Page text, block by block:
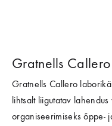
Gratnells
Gratnells Callero
lihtsalt liigutatav
organiseerimiseks õppe-